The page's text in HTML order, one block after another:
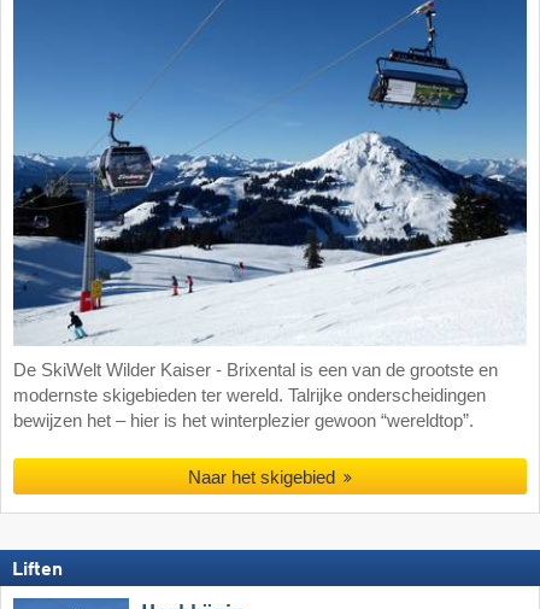
De SkiWelt Wilder Kaiser - Brixental is een van de grootste en
modernste skigebieden ter wereld. Talrijke onderscheidingen
bewijzen het – hier is het winterplezier gewoon “wereldtop”.
Naar het skigebied
Liften